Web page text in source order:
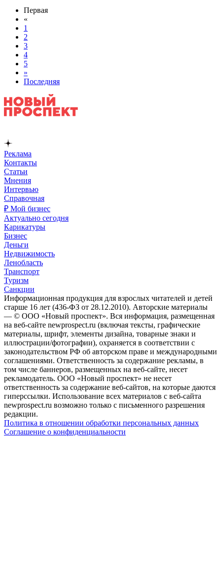
Первая
«
1
2
3
4
5
»
Последняя
Реклама
Контакты
Статьи
Мнения
Интервью
Справочная
₽ Мой бизнес
Актуально сегодня
Карикатуры
Бизнес
Деньги
Недвижимость
Ленобласть
Транспорт
Туризм
Санкции
Информационная продукция для взрослых читателей и детей
старше 16 лет (436-ФЗ от 28.12.2010). Авторские материалы
— © ООО «Новый проспект». Вся информация, размещенная
на веб-сайте newprospect.ru (включая тексты, графические
материалы, шрифт, элементы дизайна, товарные знаки и
иллюстрации/фотографии), охраняется в соответствии с
законодательством РФ об авторском праве и международными
соглашениями. Ответственность за содержание рекламы, в
том числе баннеров, размещенных на веб-сайте, несет
рекламодатель. ООО «Новый проспект» не несет
ответственность за содержание веб-сайтов, на которые даются
гиперссылки. Использование всех материалов с веб-сайта
newprospect.ru возможно только с письменного разрешения
редакции.
Политика в отношении обработки персональных данных
Соглашение о конфиденциальности